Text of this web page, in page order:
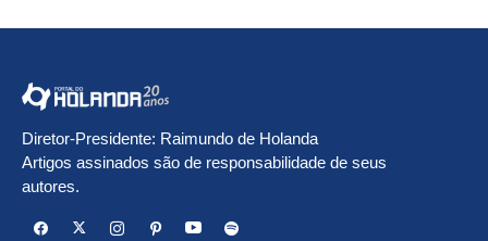
Diretor-Presidente: Raimundo de Holanda
Artigos assinados são de responsabilidade de seus
autores.